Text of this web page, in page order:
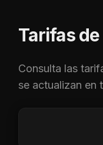
Tarifas de
Consulta las
se actualizan en